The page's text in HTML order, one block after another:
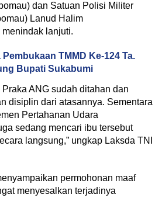
dan Satuan Polisi Militer
Lanud Halim
lanjuti.
Pembukaan TMMD Ke-124 Ta.
Bupati Sukabumi
ANG sudah ditahan dan
disiplin dari atasannya. Sementara
Pertahanan Udara
sedang mencari ibu tersebut
langsung,” ungkap Laksda TNI
permohonan maaf
menyesalkan terjadinya